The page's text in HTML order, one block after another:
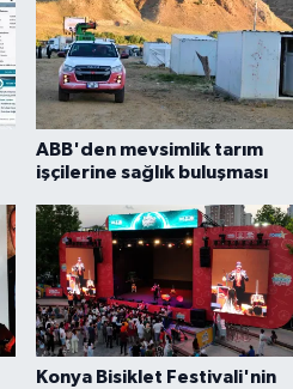
ABB'den mevsimlik tarım
işçilerine sağlık buluşması
Konya Bisiklet Festivali'nin